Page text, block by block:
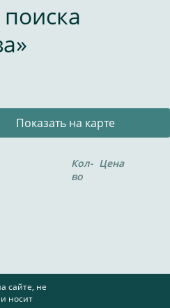
Показать на карте
Кол-
во
Цена
сайте, не
носит